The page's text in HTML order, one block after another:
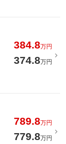
384.8万円
374.8万円
789.8万円
779.8万円